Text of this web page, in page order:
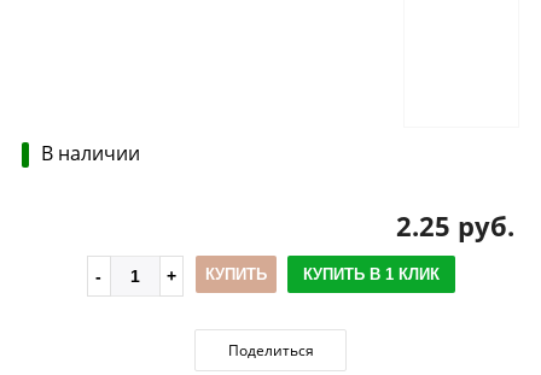
В наличии
2.25 руб.
КУПИТЬ КУПИТЬ В 1 КЛИК
Поделиться